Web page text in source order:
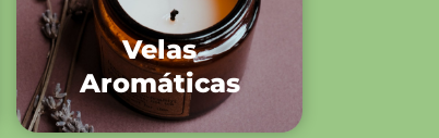
Velas
Aromáticas